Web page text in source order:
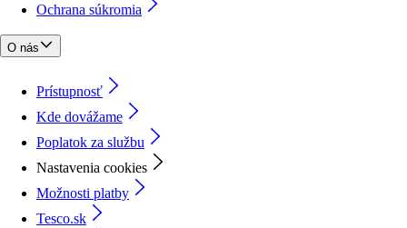
Ochrana súkromia
O nás
Prístupnosť
Kde dovážame
Poplatok za službu
Nastavenia cookies
Možnosti platby
Tesco.sk